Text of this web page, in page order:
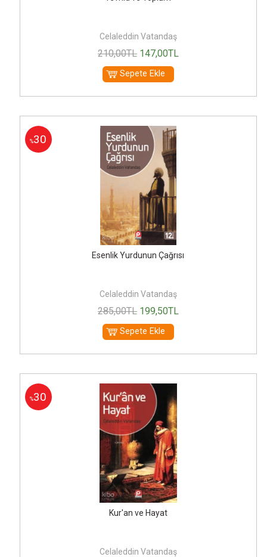
Celaleddin Vatandaş
210,00TL 147,00TL
Sepete Ekle
%30
Esenlik Yurdunun Çağrısı
Celaleddin Vatandaş
285,00TL 199,50TL
Sepete Ekle
%30
Kur'an ve Hayat
Celaleddin Vatandaş